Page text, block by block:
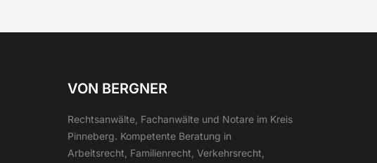
VON BERGNER
Rechtsanwälte, Fachanwälte und Notare im Kreis
Pinneberg. Kompetente Beratung in
Arbeitsrecht, Familienrecht, Verkehrsrecht,